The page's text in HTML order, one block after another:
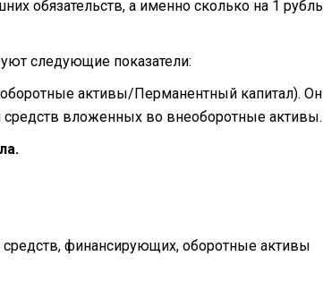
обязательств, а именно сколько на 1 рубль
следующие показатели:
активы/Перманентный капитал). Он
вложенных во внеоборотные активы.
финансирующих, оборотные активы